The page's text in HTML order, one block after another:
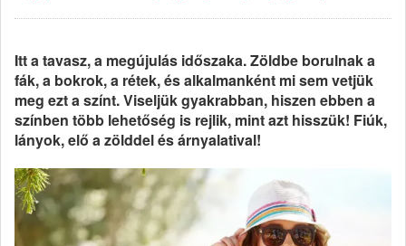
Itt a tavasz, a megújulás időszaka. Zöldbe borulnak a
fák, a bokrok, a rétek, és alkalmanként mi sem vetjük
meg ezt a színt. Viseljük gyakrabban, hiszen ebben a
színben több lehetőség is rejlik, mint azt hisszük! Fiúk,
lányok, elő a zölddel és árnyalatival!